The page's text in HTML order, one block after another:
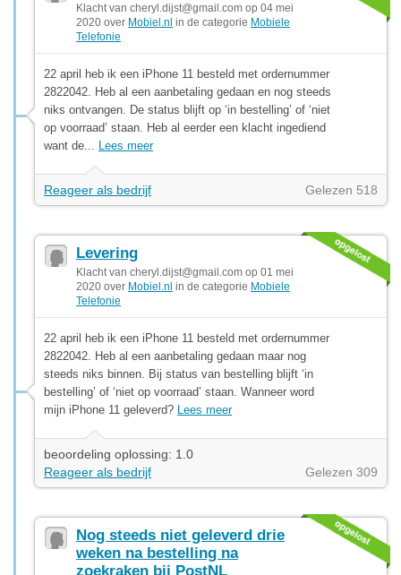
Klacht van cheryl.dijst@gmail.com op 04 mei
2020 over Mobiel.nl in de categorie Mobiele
Telefonie
22 april heb ik een iPhone 11 besteld met ordernummer
2822042. Heb al een aanbetaling gedaan en nog steeds
niks ontvangen. De status blijft op ‘in bestelling’ of ‘niet
op voorraad’ staan. Heb al eerder een klacht ingediend
want de... Lees meer
Reageer als bedrijf Gelezen 518
Levering
Klacht van cheryl.dijst@gmail.com op 01 mei
2020 over Mobiel.nl in de categorie Mobiele
Telefonie
22 april heb ik een iPhone 11 besteld met ordernummer
2822042. Heb al een aanbetaling gedaan maar nog
steeds niks binnen. Bij status van bestelling blijft ‘in
bestelling’ of ‘niet op voorraad’ staan. Wanneer word
mijn iPhone 11 geleverd? Lees meer
beoordeling oplossing: 1.0
Reageer als bedrijf
Gelezen 309
Nog steeds niet geleverd drie
weken na bestelling na
zoekraken bij PostNL